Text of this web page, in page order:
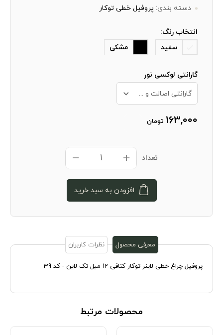
دسته بندی: پروفیل خطی توکار
انتخاب رنگ:
سفید
مشکی
گارانتی لوکسی نور
گارانتی اصالت و سلامت فیزیکی کالا + 10 سال خدمات پس از فروش
163,000 تومان
تعداد
افزودن به سبد خرید
معرفی محصول نظرات کاربران
پروفیل چراغ خطی لاینر توکار کنافی 12 میل تک لاین - کد 39
محصولات مرتبط